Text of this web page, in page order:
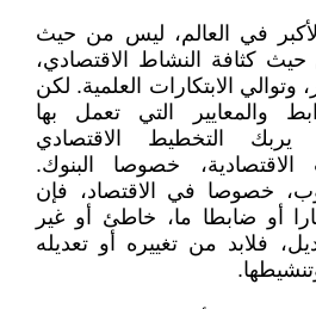
في العالم، ليس من حيث
كثافة النشاط الاقتصادي،
الابتكارات العلمية. لكن
والمعايير التي تعمل بها
يربك التخطيط الاقتصادي
خصوصا البنوك.
خصوصا في الاقتصاد، فإن
أو ضابطا ما، خاطئ أو غير
فلابد من تغييره أو تعديله